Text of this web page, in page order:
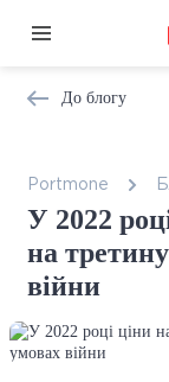
До блогу
Portmone
У 2022
на
війни